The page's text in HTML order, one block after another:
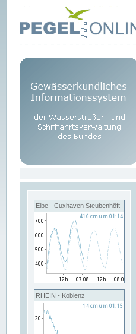
Elbe - Cuxhaven Steubenhöft
RHEIN - Koblenz